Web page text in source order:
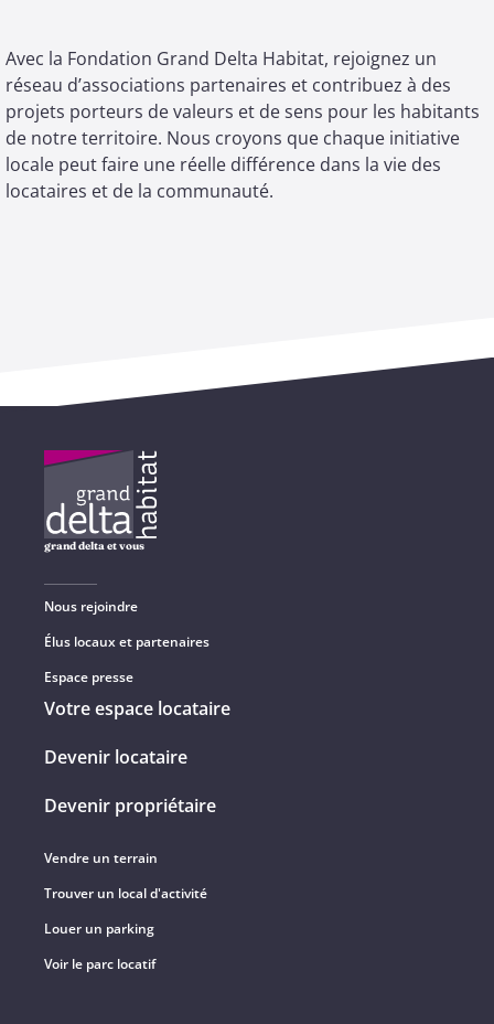
Avec la Fondation Grand Delta Habitat, rejoignez un
réseau d’associations partenaires et contribuez à des
projets porteurs de valeurs et de sens pour les habitants
de notre territoire. Nous croyons que chaque initiative
locale peut faire une réelle différence dans la vie des
locataires et de la communauté.
grand delta et vous
Nous rejoindre
Élus locaux et partenaires
Espace presse
Votre espace locataire
Devenir locataire
Devenir propriétaire
Vendre un terrain
Trouver un local d'activité
Louer un parking
Voir le parc locatif